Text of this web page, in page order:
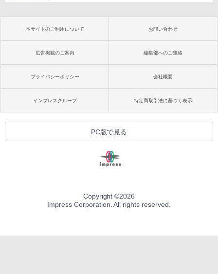
本サイトのご利用について お問い合わせ
広告掲載のご案内 編集部へのご連絡
プライバシーポリシー 会社概要
インプレスグループ 特定商取引法に基づく表示
PC版で見る
Copyright ©2026
Impress Corporation. All rights reserved.